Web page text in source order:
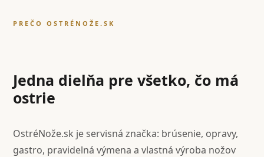
PREČO OSTRÉNOŽE.SK
Jedna dielňa pre všetko, čo má
ostrie
OstréNože.sk je servisná značka: brúsenie, opravy,
gastro, pravidelná výmena a vlastná výroba nožov